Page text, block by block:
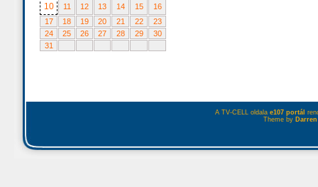
10 11 12 13 14 15
16
17
18 19 20 21 22
23
24
25 26 27 28 29
30
31
A TV-CELL oldala e107 portál
Theme by